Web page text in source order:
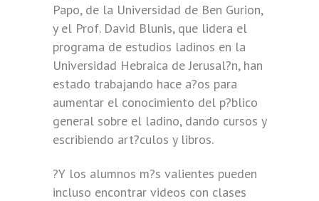
Papo, de la Universidad de Ben Gurion,
y el Prof. David Blunis, que lidera el
programa de estudios ladinos en la
Universidad Hebraica de Jerusal?n, han
estado trabajando hace a?os para
aumentar el conocimiento del p?blico
general sobre el ladino, dando cursos y
escribiendo art?culos y libros.
?Y los alumnos m?s valientes pueden
incluso encontrar videos con clases